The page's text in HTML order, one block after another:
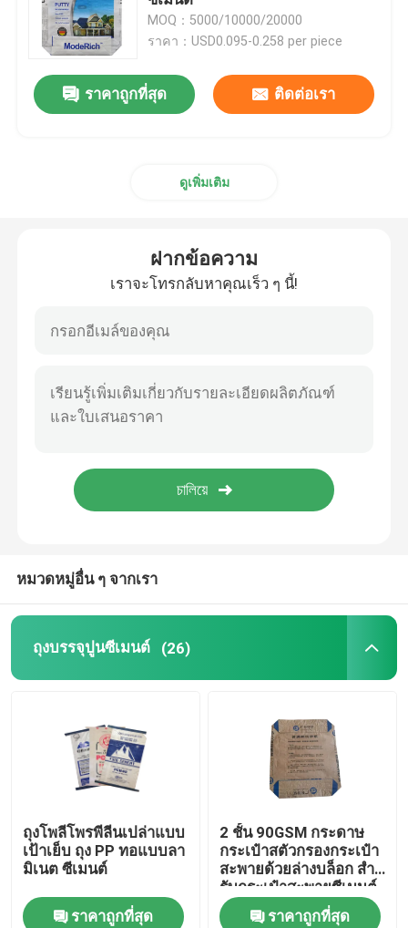
ถุงกระดาษมัลติวอลล์
ถุงจัมโบ้ซีเมนต์
ถุงบรรจุอาหารสัตว์
ถุงบรรจุปุ๋ย
กระเป๋าสะพายผ้า Pp Laminated Bopp
กระเป๋าสตัวกรอง PE
EVA กระเป๋าละลายต่ํา
MOQ：5000/10000/20000
ราคา：USD0.095-0.258 per piece
ราคาถูกที่สุด ติดต่อเรา
ดูเพิ่มเติม
ฝากข้อความ
เราจะโทรกลับหาคุณเร็ว ๆ นี้!
หมวดหมู่อื่น ๆ จากเรา
ถุงบรรจุปูนซีเมนต์ (26)
ถุงโพลีโพรพีลีนเปล่าแบบ
เป้าเย็บ ถุง PP ทอแบบลา
มิเนต ซีเมนต์
ราคาถูกที่สุด
2 ชั้น 90GSM กระดาษ
กระเป๋าสตัวกรองกระเป๋า
สะพายด้วยล่างบล็อก สําห
รับกระเป๋าสะพายซีเมนต์
50 กิโลกรัม
ราคาถูกที่สุด